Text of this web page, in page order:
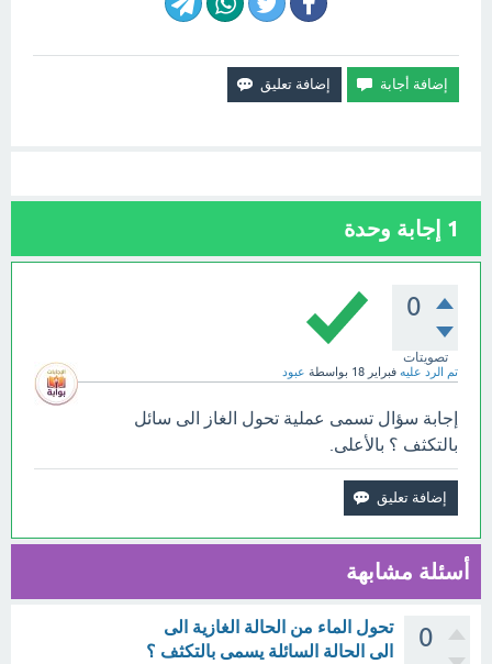
1 إجابة وحدة
0
تصويتات
تم الرد عليه فبراير 18 بواسطة عبود
إجابة سؤال تسمى عملية تحول الغاز الى سائل
بالتكثف ؟ بالأعلى.
أسئلة مشابهة
0
تحول الماء من الحالة الغازية الى
الى الحالة السائلة يسمى بالتكثف ؟